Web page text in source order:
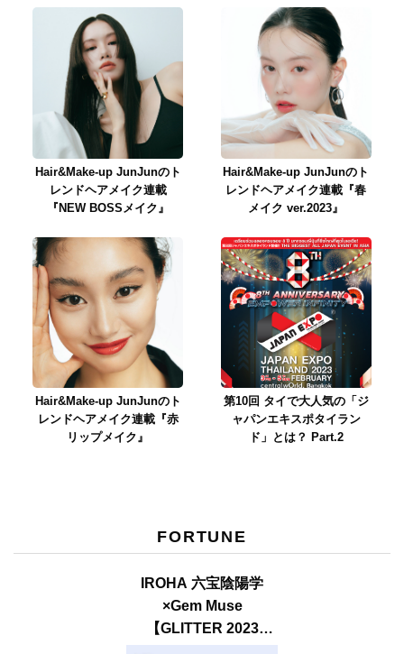
Hair&Make-up JunJunのト
レンドヘアメイク連載
『NEW BOSSメイク』
Hair&Make-up JunJunのト
レンドヘアメイク連載『春
メイク ver.2023』
Hair&Make-up JunJunのト
レンドヘアメイク連載『赤
リップメイク』
第10回 タイで大人気の「ジ
ャパンエキスポタイラン
ド」とは？ Part.2
FORTUNE
IROHA 六宝陰陽学
×Gem Muse
【GLITTER 2023
SUMMER issue】